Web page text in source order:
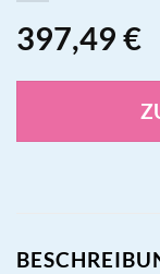
397,49 €